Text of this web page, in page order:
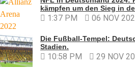
kämpfen um den Sieg in
1:37 PM 06 NOV
Die Fußball-Tempel:
Stadien.
10:58 PM 29 NOV